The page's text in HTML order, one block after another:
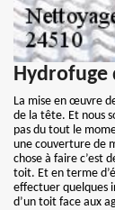
La mise en œuvre
de la tête. Et nous
pas du tout le
une couverture de
chose à faire c’est
toit. Et en terme
effectuer quelques
d’un toit face aux